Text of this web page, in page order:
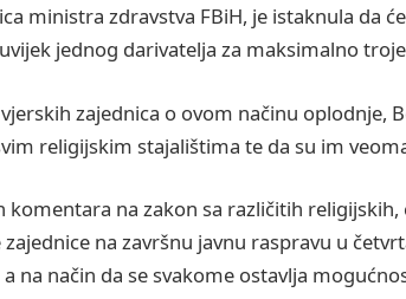
ministra zdravstva FBiH, je istaknula da
jednog darivatelja za maksimalno
zajednica o ovom načinu oplodnje,
religijskim stajalištima te da su im
komentara na zakon sa različitih
na završnu javnu raspravu u
na način da se svakome ostavlja